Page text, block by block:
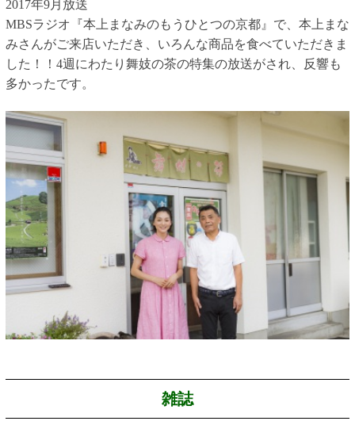
2017年9月放送
MBSラジオ『本上まなみのもうひとつの京都』で、本上まな
みさんがご来店いただき、いろんな商品を食べていただきま
した！！4週にわたり舞妓の茶の特集の放送がされ、反響も
多かったです。
雑誌